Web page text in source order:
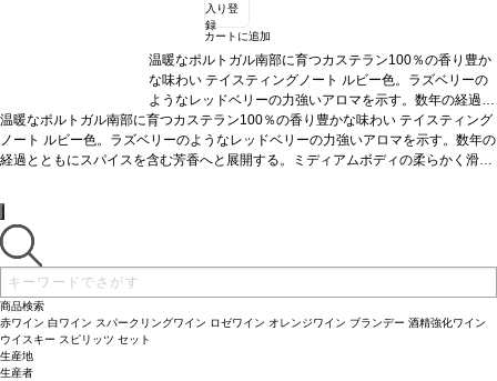
入り登
録
カートに追加
温暖なポルトガル南部に育つカステラン100％の香り豊か
な味わいテイスティングノート ルビー色。ラズベリーの
ようなレッドベリーの力強いアロマを示す。数年の経過と
ともにスパイスを含む芳香へと展開する。ミディアムボデ
ィの柔らかく滑らかな味わいに、心地よい余韻の後味が続
く。合う料理ジビエ、グリル肉、チーズなどと好相性。
温暖なポルトガル南部に育つカステラン100％の香り豊かな味わい テイスティング
ノート ルビー色。ラズベリーのようなレッドベリーの力強いアロマを示す。数年の
経過とともにスパイスを含む芳香へと展開する。ミディアムボディの柔らかく滑ら
などと好相性。
ィンテージが在庫切れの場合、在庫があり価格が同様の場合は自動的に次のヴィン
テージに変更されます、ご了承ください。
商品検索
赤ワイン 白ワイン スパークリングワイン ロゼワイン オレンジワイン ブランデー 酒精強化ワイン
ウイスキー スピリッツ セット
生産地
生産者